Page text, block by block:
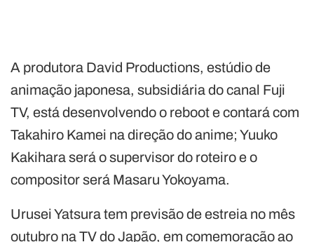
A produtora David Productions, estúdio de
animação japonesa, subsidiária do canal Fuji
TV, está desenvolvendo o reboot e contará com
Takahiro Kamei na direção do anime; Yuuko
Kakihara será o supervisor do roteiro e o
compositor será Masaru Yokoyama.
Urusei Yatsura tem previsão de estreia no mês
outubro na TV do Japão, em comemoração ao